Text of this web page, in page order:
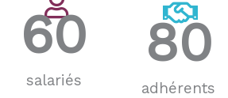
salariés
60
adhérents
80